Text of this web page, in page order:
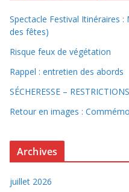
Spectacle Festival Itinéraires
des fêtes)
Risque feux de végétation
Rappel : entretien des abords
SÉCHERESSE –
Retour en images :
Archives
juillet 2026